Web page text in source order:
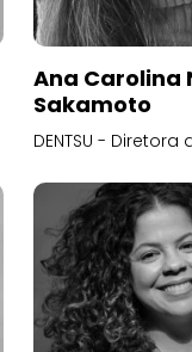
Ana Carolina
Sakamoto
DENTSU -